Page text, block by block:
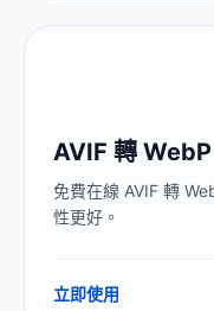
AVIF 轉 WebP
免費在線 AVIF 轉
性更好。
立即使用